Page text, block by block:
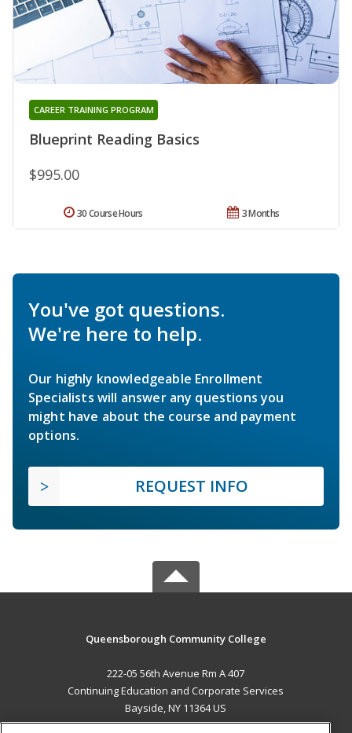
Blueprint Reading Basics
CAREER TRAINING PROGRAM
$995.00
3 Months
30 Course Hours
You've got questions.
We're here to help.
Our highly knowledgeable Enrollment
Specialists will answer any questions you
might have about the course and payment
options.
REQUEST INFO
Queensborough Community College
222-05 56th Avenue Rm A 407
Continuing Education and Corporate Services
Bayside, NY 11364 US